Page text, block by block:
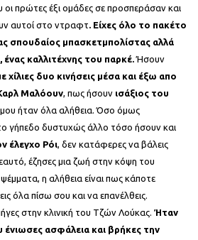
πρώτες έξι ομάδες σε προσπεράσαν και
αυτοί στο ντραφτ . Είχες όλο το πακέτο
σπουδαίος μπασκετμπολίστας αλλά
καλλιτέχνης του παρκέ. Ήσουν
χίλιες δυο κινήσεις μέσα και έξω απο
Μαλόουν , πως ήσουν ισάξιος του
μου ήταν όλα αλήθεια. Όσο όμως
γήπεδο δυστυχώς άλλο τόσο ήσουν και
έλεγχο Ρόι , δεν κατάφερες να βάλεις
έζησες μια ζωή στην κόψη του
η αλήθεια είναι πως κάποτε
όλα πίσω σου και να επανέλθεις.
στην κλινική του Τζών Λούκας. Ήταν
ασφάλεια και βρήκες την